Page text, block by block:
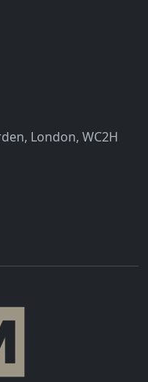
London, WC2H